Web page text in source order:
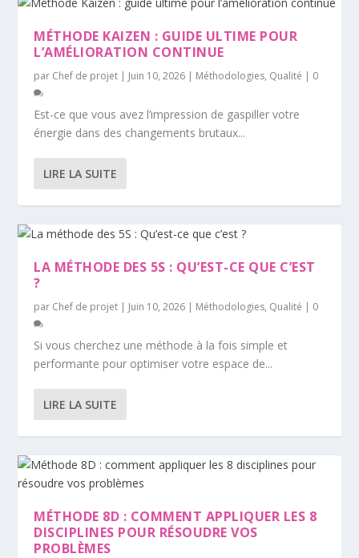
MÉTHODE KAIZEN : GUIDE ULTIME POUR
L’AMÉLIORATION CONTINUE
par Chef de projet | Juin 10, 2026 | Méthodologies, Qualité | 0
Est-ce que vous avez l’impression de gaspiller votre
énergie dans des changements brutaux...
LIRE LA SUITE
LA MÉTHODE DES 5S : QU’EST-CE QUE C’EST
?
par Chef de projet | Juin 10, 2026 | Méthodologies, Qualité | 0
Si vous cherchez une méthode à la fois simple et
performante pour optimiser votre espace de...
LIRE LA SUITE
MÉTHODE 8D : COMMENT APPLIQUER LES 8
DISCIPLINES POUR RÉSOUDRE VOS
PROBLÈMES